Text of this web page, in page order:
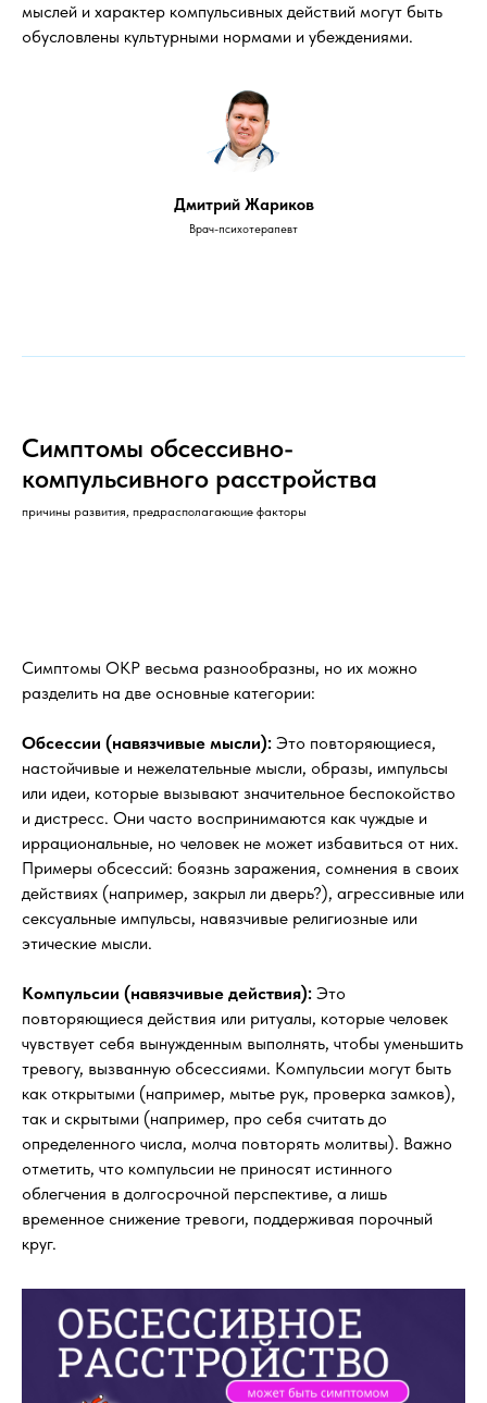
мыслей и характер компульсивных действий могут быть
обусловлены культурными нормами и убеждениями.
Дмитрий Жариков
Врач-психотерапевт
Симптомы обсессивно-
компульсивного расстройства
причины развития, предрасполагающие факторы
Симптомы ОКР весьма разнообразны, но их можно
разделить на две основные категории:
Обсессии (навязчивые мысли): Это повторяющиеся,
настойчивые и нежелательные мысли, образы, импульсы
или идеи, которые вызывают значительное беспокойство
и дистресс. Они часто воспринимаются как чуждые и
иррациональные, но человек не может избавиться от них.
Примеры обсессий: боязнь заражения, сомнения в своих
действиях (например, закрыл ли дверь?), агрессивные или
сексуальные импульсы, навязчивые религиозные или
этические мысли.
Компульсии (навязчивые действия): Это
повторяющиеся действия или ритуалы, которые человек
чувствует себя вынужденным выполнять, чтобы уменьшить
тревогу, вызванную обсессиями. Компульсии могут быть
как открытыми (например, мытье рук, проверка замков),
так и скрытыми (например, про себя считать до
определенного числа, молча повторять молитвы). Важно
отметить, что компульсии не приносят истинного
облегчения в долгосрочной перспективе, а лишь
временное снижение тревоги, поддерживая порочный
круг.